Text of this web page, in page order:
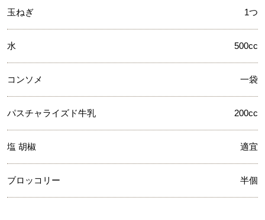
玉ねぎ 1つ
水 500cc
コンソメ 一袋
パスチャライズド牛乳 200cc
塩 胡椒 適宜
ブロッコリー 半個